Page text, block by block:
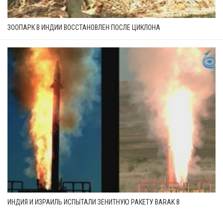
ЗООПАРК В ИНДИИ ВОССТАНОВЛЕН ПОСЛЕ ЦИКЛОНА
ИНДИЯ И ИЗРАИЛЬ ИСПЫТАЛИ ЗЕНИТНУЮ РАКЕТУ BARAK 8